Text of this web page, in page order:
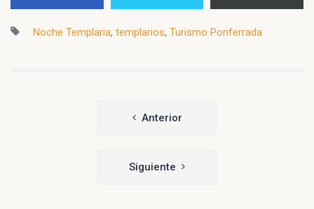
Noche Templaria, templarios, Turismo Ponferrada
Anterior
Siguiente